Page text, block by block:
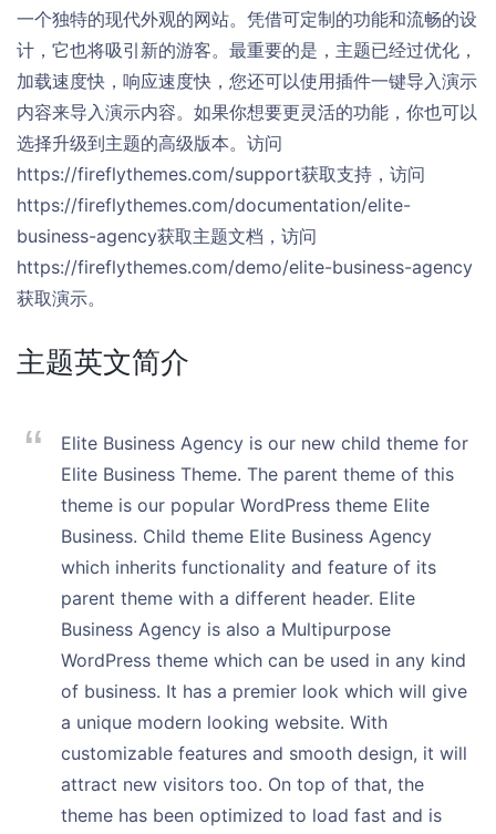
一个独特的现代外观的网站。凭借可定制的功能和流畅的设
计，它也将吸引新的游客。最重要的是，主题已经过优化，
加载速度快，响应速度快，您还可以使用插件一键导入演示
内容来导入演示内容。如果你想要更灵活的功能，你也可以
选择升级到主题的高级版本。访问
https://fireflythemes.com/support获取支持，访问
https://fireflythemes.com/documentation/elite-
business-agency获取主题文档，访问
https://fireflythemes.com/demo/elite-business-agency
获取演示。
主题英文简介
Elite Business Agency is our new child theme for
Elite Business Theme. The parent theme of this
theme is our popular WordPress theme Elite
Business. Child theme Elite Business Agency
which inherits functionality and feature of its
parent theme with a different header. Elite
Business Agency is also a Multipurpose
WordPress theme which can be used in any kind
of business. It has a premier look which will give
a unique modern looking website. With
customizable features and smooth design, it will
attract new visitors too. On top of that, the
theme has been optimized to load fast and is